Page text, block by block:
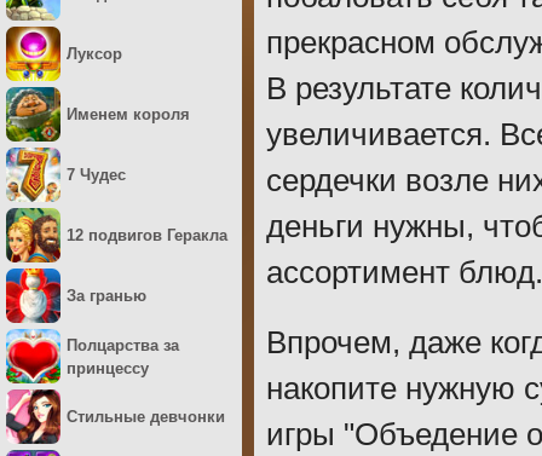
прекрасном
В результате
увеличивается.
сердечки возле
деньги нужны,
ассортимент блюд.
Впрочем, даже
накопите нужную
игры "Объедение
Луксор
Именем короля
7 Чудес
12 подвигов Геракла
За гранью
Полцарства за
принцессу
Стильные девчонки